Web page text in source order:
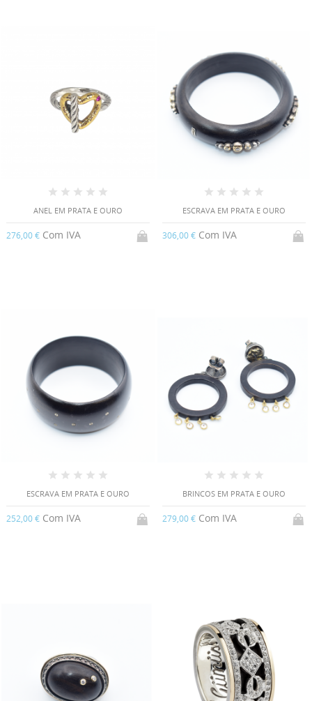
ANEL EM PRATA E OURO
276,00 € Com IVA
ESCRAVA EM PRATA E OURO
306,00 € Com IVA
ESCRAVA EM PRATA E OURO
252,00 € Com IVA
BRINCOS EM PRATA E OURO
279,00 € Com IVA